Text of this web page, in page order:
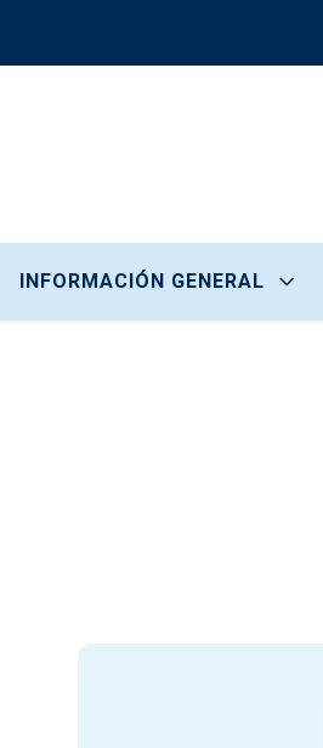
principal
INFORMACIÓN GENERAL